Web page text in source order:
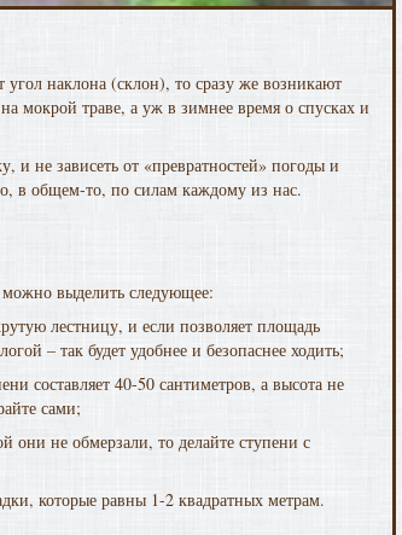
угол наклона (склон), то сразу же возникают
мокрой траве, а уж в зимнее время о спусках и
и не зависеть от «превратностей» погоды и
в общем-то, по силам каждому из нас.
выделить следующее:
лестницу, и если позволяет площадь
– так будет удобнее и безопаснее ходить;
составляет 40-50 сантиметров, а высота не
сами;
они не обмерзали, то делайте ступени с
которые равны 1-2 квадратных метрам.